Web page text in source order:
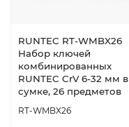
RUNTEC RT-WMBX26
Набор ключей
комбинированных
RUNTEC CrV 6-32 мм в
сумке, 26 предметов
RT-WMBX26